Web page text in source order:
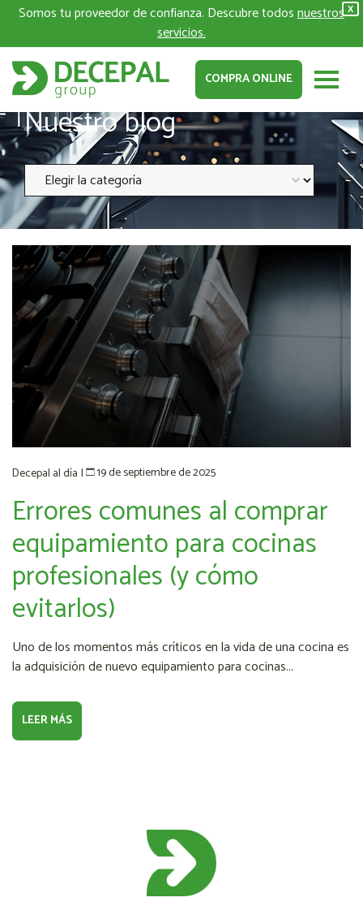
X
Somos tu proveedor de confianza. Descubre todosnuestros
servicios.
COMPRA ONLINE
Nuestro blog
Decepal al día | 19 de septiembre de 2025
Errores comunes al comprar
equipamiento para cocinas
profesionales (y cómo
evitarlos)
Uno de los momentos más críticos en la vida de una cocina es
la adquisición de nuevo equipamiento para cocinas...
LEER MÁS